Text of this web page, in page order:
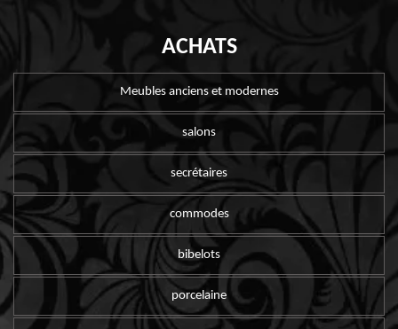
ACHATS
Meubles anciens et modernes
salons
secrétaires
commodes
bibelots
porcelaine